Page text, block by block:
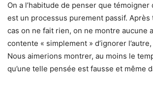
On a l’habitude de penser que témoigner
est un processus purement passif. Après
cas on ne fait rien, on ne montre aucune
contente « simplement » d’ignorer
Nous aimerions montrer, au moins le
qu’une telle pensée est fausse et même